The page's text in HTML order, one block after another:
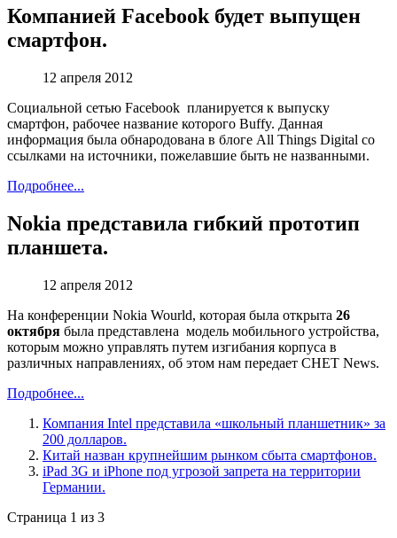
Компанией Facebook будет выпущен
смартфон.
12 апреля 2012
Социальной сетью Facebook планируется к выпуску
смартфон, рабочее название которого Buffy. Данная
информация была обнародована в блоге All Things Digital со
ссылками на источники, пожелавшие быть не названными.
Подробнее...
Nokia представила гибкий прототип
планшета.
12 апреля 2012
На конференции Nokia Wourld, которая была открыта 26
октября была представлена модель мобильного устройства,
которым можно управлять путем изгибания корпуса в
различных направлениях, об этом нам передает CHET News.
Подробнее...
Компания Intel представила «школьный планшетник» за
200 долларов.
Китай назван крупнейшим рынком сбыта смартфонов.
iPad 3G и iPhone под угрозой запрета на территории
Германии.
Страница 1 из 3